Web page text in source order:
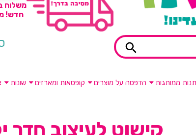
משלוח ב־35 ₪ | איסוף
חדש!
ממותגות הדפסה על מוצרים קופסאות ומארזים שונות
קישוט לעיצוב חדר